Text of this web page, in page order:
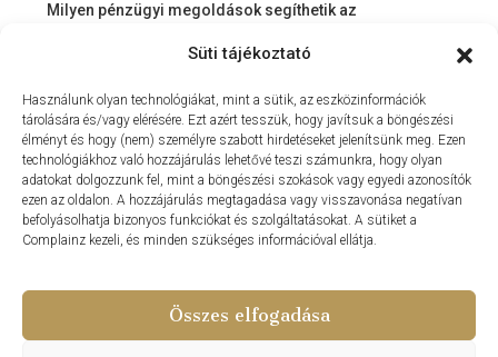
Süti tájékoztató
Használunk olyan technológiákat, mint a sütik, az eszközinformációk
tárolására és/vagy elérésére. Ezt azért tesszük, hogy javítsuk a böngészési
élményt és hogy (nem) személyre szabott hirdetéseket jelenítsünk meg. Ezen
technológiákhoz való hozzájárulás lehetővé teszi számunkra, hogy olyan
adatokat dolgozzunk fel, mint a böngészési szokások vagy egyedi azonosítók
ezen az oldalon. A hozzájárulás megtagadása vagy visszavonása negatívan
befolyásolhatja bizonyos funkciókat és szolgáltatásokat. A sütiket a
Complainz kezeli, és minden szükséges információval ellátja.
Összes elfogadása
Milyen pénzügyi megoldások segíthetik az
szolgáltatás a Balaton környékén
MIT KÍNÁLHAT SZÁMUNKRA EGY INGATLANIRODA VEVŐI
ÉS ELADÓI NÉZŐPONTBÓL?
MILYEN KÖLTSÉGEKKEL KELL SZÁMOLNUNK
INGATLANVÁSÁRLÁS SORÁN?